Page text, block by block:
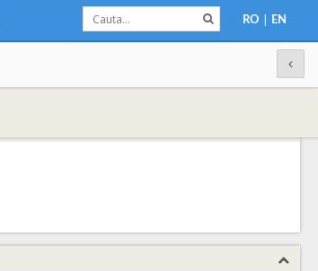
RO | EN